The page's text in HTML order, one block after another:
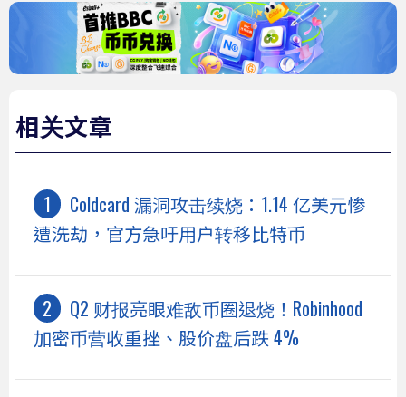
相关文章
Coldcard 漏洞攻击续烧：1.14 亿美元惨
遭洗劫，官方急吁用户转移比特币
Q2 财报亮眼难敌币圈退烧！Robinhood
加密币营收重挫、股价盘后跌 4%